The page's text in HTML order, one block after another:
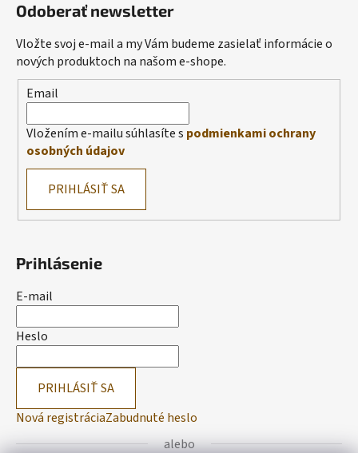
Odoberať newsletter
Vložte svoj e-mail a my Vám budeme zasielať informácie o
nových produktoch na našom e-shope.
Email
Vložením e-mailu súhlasíte s podmienkami ochrany
osobných údajov
PRIHLÁSIŤ SA
Prihlásenie
E-mail
Heslo
PRIHLÁSIŤ SA
Nová registráciaZabudnuté heslo
alebo